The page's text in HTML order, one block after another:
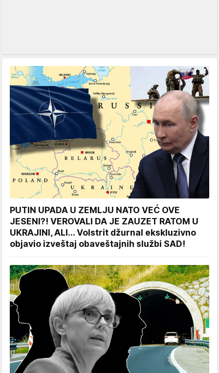
PUTIN UPADA U ZEMLJU NATO VEĆ OVE
JESENI?! VEROVALI DA JE ZAUZET RATOM U
UKRAJINI, ALI... Volstrit džurnal ekskluzivno
objavio izveštaj obaveštajnih službi SAD!